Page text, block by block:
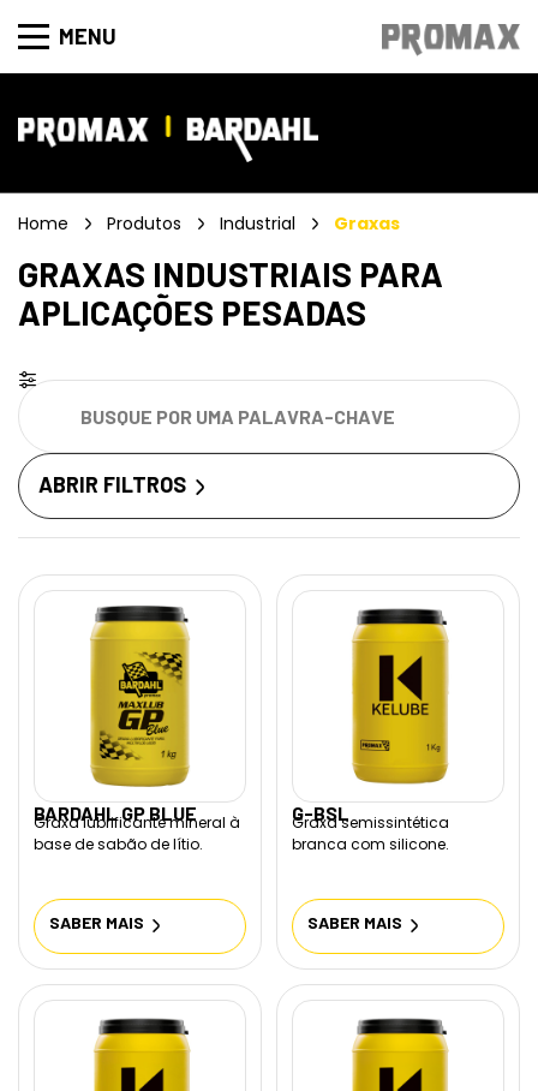
MENU
Home Produtos Industrial Graxas
GRAXAS INDUSTRIAIS PARA
APLICAÇÕES PESADAS
ABRIR FILTROS
BARDAHL GP BLUE
Graxa lubrificante mineral à
base de sabão de lítio.
SABER MAIS
G-BSL
Graxa semissintética
branca com silicone.
SABER MAIS